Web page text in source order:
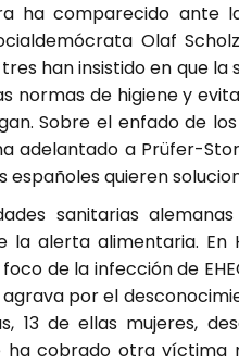
ha comparecido ante
Olaf
tres han insistido en que
normas de higiene y
Sobre el enfado de
adelantado a Prüfer-
españoles quieren
sanitarias
la alerta alimentaria.
foco de la infección de
agrava por el
13 de ellas mujeres,
ha cobrado otra víctima